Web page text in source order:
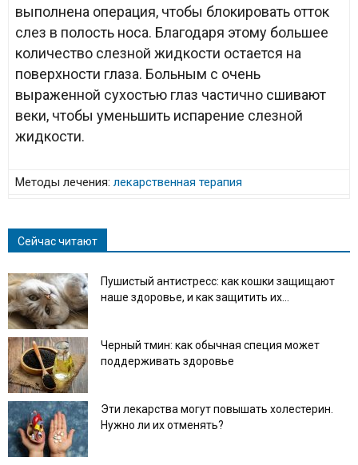
выполнена операция, чтобы блокировать отток
слез в полость носа. Благодаря этому большее
количество слезной жидкости остается на
поверхности глаза. Больным с очень
выраженной сухостью глаз частично сшивают
веки, чтобы уменьшить испарение слезной
жидкости.
Методы лечения: лекарственная терапия
Сейчас читают
Пушистый антистресс: как кошки защищают
наше здоровье, и как защитить их...
Черный тмин: как обычная специя может
поддерживать здоровье
Эти лекарства могут повышать холестерин.
Нужно ли их отменять?